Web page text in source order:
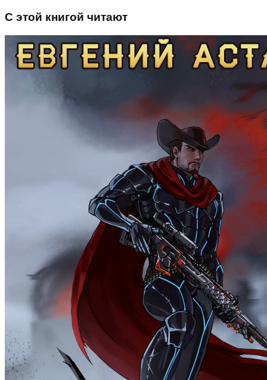
С этой книгой читают